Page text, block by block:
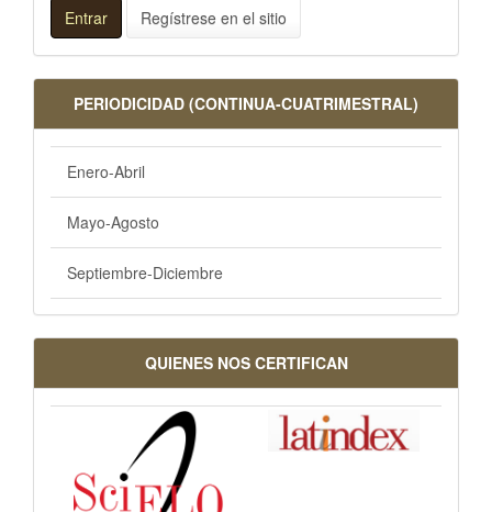
Entrar Regístrese en el sitio
PERIODICIDAD (CONTINUA-CUATRIMESTRAL)
Enero-Abril
Mayo-Agosto
Septiembre-Diciembre
QUIENES NOS CERTIFICAN